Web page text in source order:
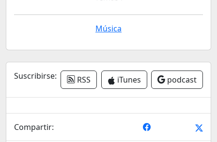
Música
Suscribirse: RSS iTunes podcast
Compartir: